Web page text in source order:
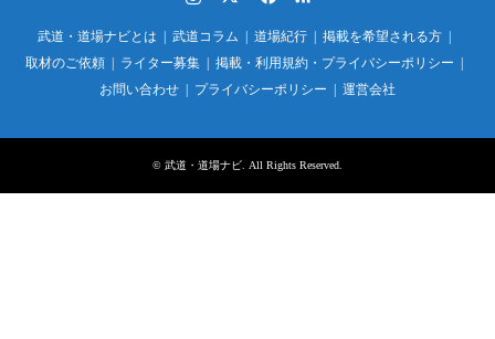
武道・道場ナビとは 武道コラム 道場紀行
掲載を希望される方
取材のご依頼
ライター募集
掲載・利用規約・プライバシーポリシー
お問い合わせ
プライバシーポリシー 運営会社
© 武道・道場ナビ . All Rights Reserved.